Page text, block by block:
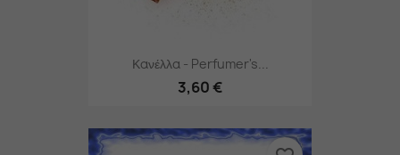
Κανέλλα - Perfumer's...
3,60 €